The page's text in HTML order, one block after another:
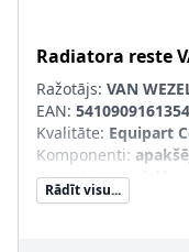
Radiatora reste
Ražotājs: VAN
EAN: 5410909161354
Kvalitāte: Equipart
Komponenti:
Garantija:ar
SVHC:Nesatur SVHC
Rādīt visu...